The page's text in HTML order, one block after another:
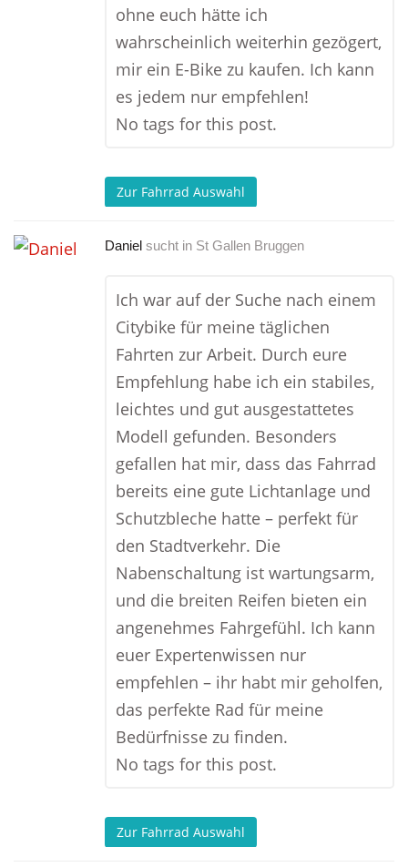
ohne euch hätte ich
wahrscheinlich weiterhin gezögert,
mir ein E-Bike zu kaufen. Ich kann
es jedem nur empfehlen!
No tags for this post.
Zur Fahrrad Auswahl
Daniel sucht in St Gallen Bruggen
Ich war auf der Suche nach einem
Citybike für meine täglichen
Fahrten zur Arbeit. Durch eure
Empfehlung habe ich ein stabiles,
leichtes und gut ausgestattetes
Modell gefunden. Besonders
gefallen hat mir, dass das Fahrrad
bereits eine gute Lichtanlage und
Schutzbleche hatte – perfekt für
den Stadtverkehr. Die
Nabenschaltung ist wartungsarm,
und die breiten Reifen bieten ein
angenehmes Fahrgefühl. Ich kann
euer Expertenwissen nur
empfehlen – ihr habt mir geholfen,
das perfekte Rad für meine
Bedürfnisse zu finden.
No tags for this post.
Zur Fahrrad Auswahl